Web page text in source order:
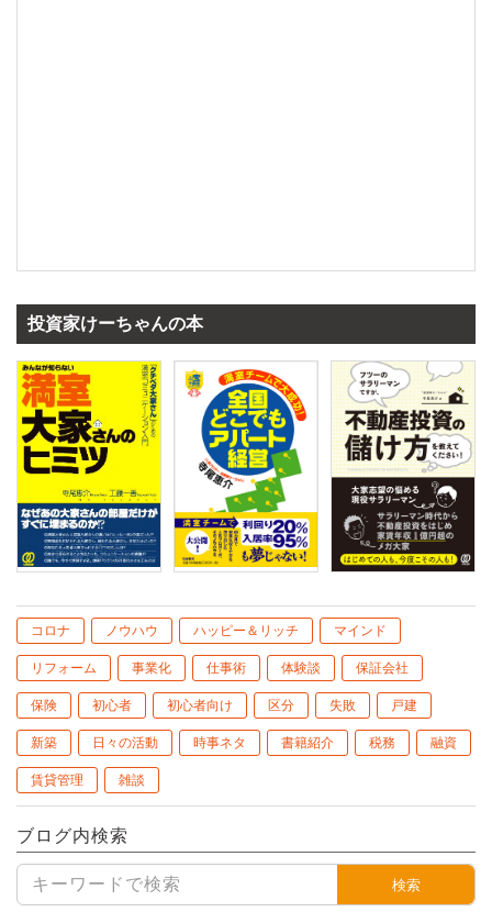
投資家けーちゃんの本
コロナ ノウハウ ハッピー＆リッチ マインド
リフォーム 事業化 仕事術 体験談 保証会社
保険 初心者 初心者向け 区分 失敗 戸建
新築 日々の活動 時事ネタ 書籍紹介 税務 融資
賃貸管理 雑談
ブログ内検索
検索